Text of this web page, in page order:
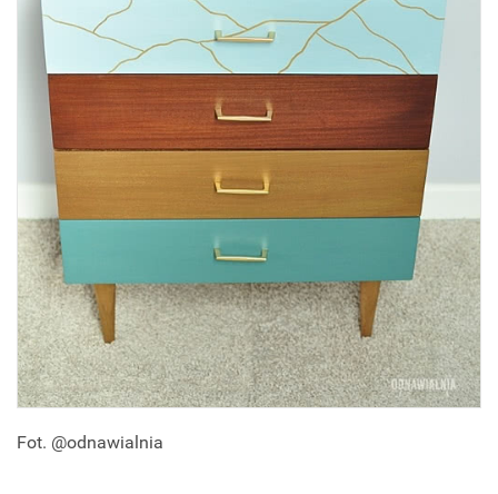
Fot. @odnawialnia